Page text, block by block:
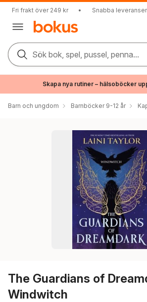
Fri frakt över 249 kr • Snabba leveranser
Sök bok, spel, pussel, penna...
Skapa nya rutiner – hälsoböcker
Barn och ungdom Barnböcker 9-12 år
The Guardians of
Windwitch